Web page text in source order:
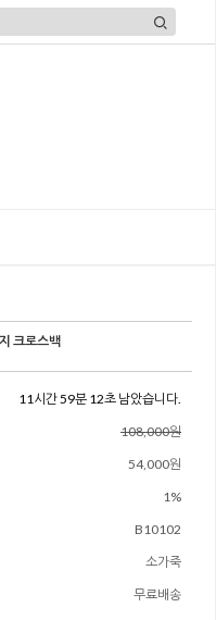
크로스백
11시간 59분 10초 남았습니다.
108,000원
54,000원
1%
B10102
소가죽
무료배송